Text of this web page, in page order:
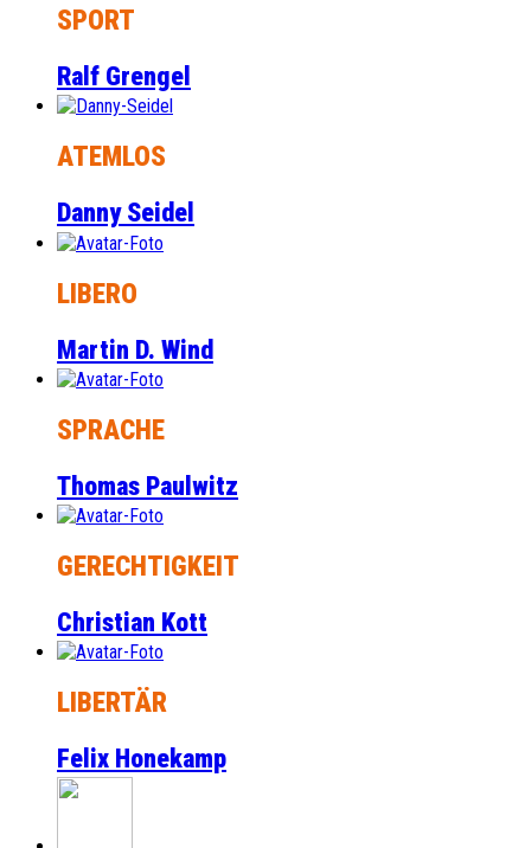
SPORT
Ralf Grengel
ATEMLOS
Danny Seidel
LIBERO
Martin D. Wind
SPRACHE
Thomas Paulwitz
GERECHTIGKEIT
Christian Kott
LIBERTÄR
Felix Honekamp